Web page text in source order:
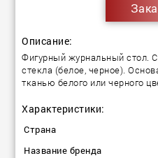
Описание:
Фигурный журнальный стол.
стекла (белое, черное).
тканью белого или черного
Характеристики:
Страна
Название бренда